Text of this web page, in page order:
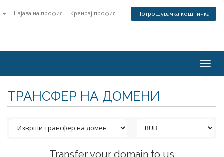
Најава на профил Креирај профил Потрошувачка кошничка
ТРАНСФЕР НА ДОМЕНИ
Transfer your domain to us